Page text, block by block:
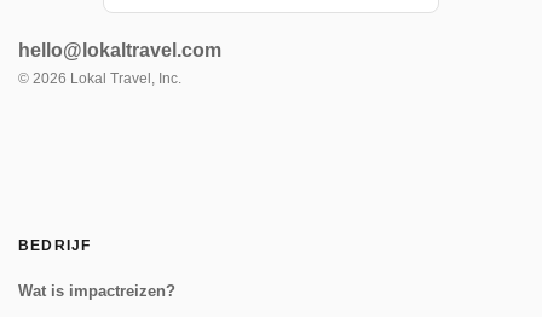
in sociale en milieuproblemen en een kijkje
die bijdragen aan de duurzame ontwikkeling
van Guatemalteekse gemeenschappen. ...
hello@lokaltravel.com
© 2026 Lokal Travel, Inc.
BEDRIJF
Wat is impactreizen?